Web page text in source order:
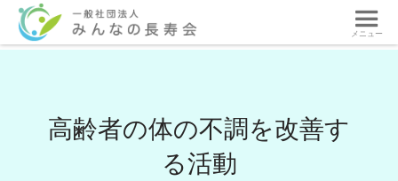
高齢者の体の不調を改善す
る活動
メニュー